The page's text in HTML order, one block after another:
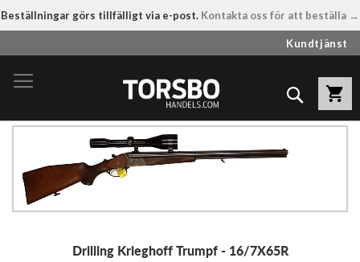
Beställningar görs tillfälligt via e-post. Kontakta oss för att beställa →
till
innehållet
Kundtjänst
Sök
bildgalleriet
Drilling Krieghoff Trumpf - 16/7X65R